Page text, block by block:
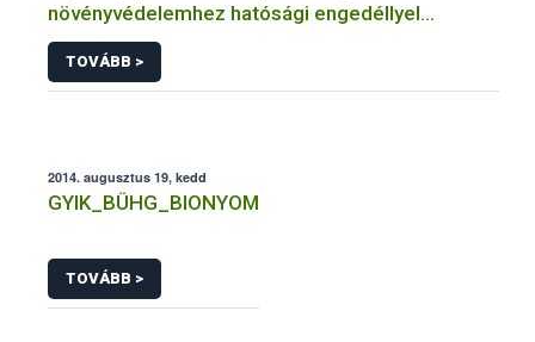
növényvédelemhez hatósági engedéllyel
rendelkező szervezetek
TOVÁBB >
2014. augusztus 19, kedd
GYIK_BÜHG_BIONYOM
TOVÁBB >